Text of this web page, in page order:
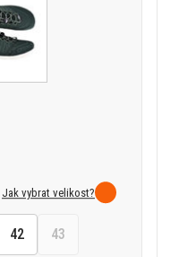
Jak vybrat velikost?
42
43